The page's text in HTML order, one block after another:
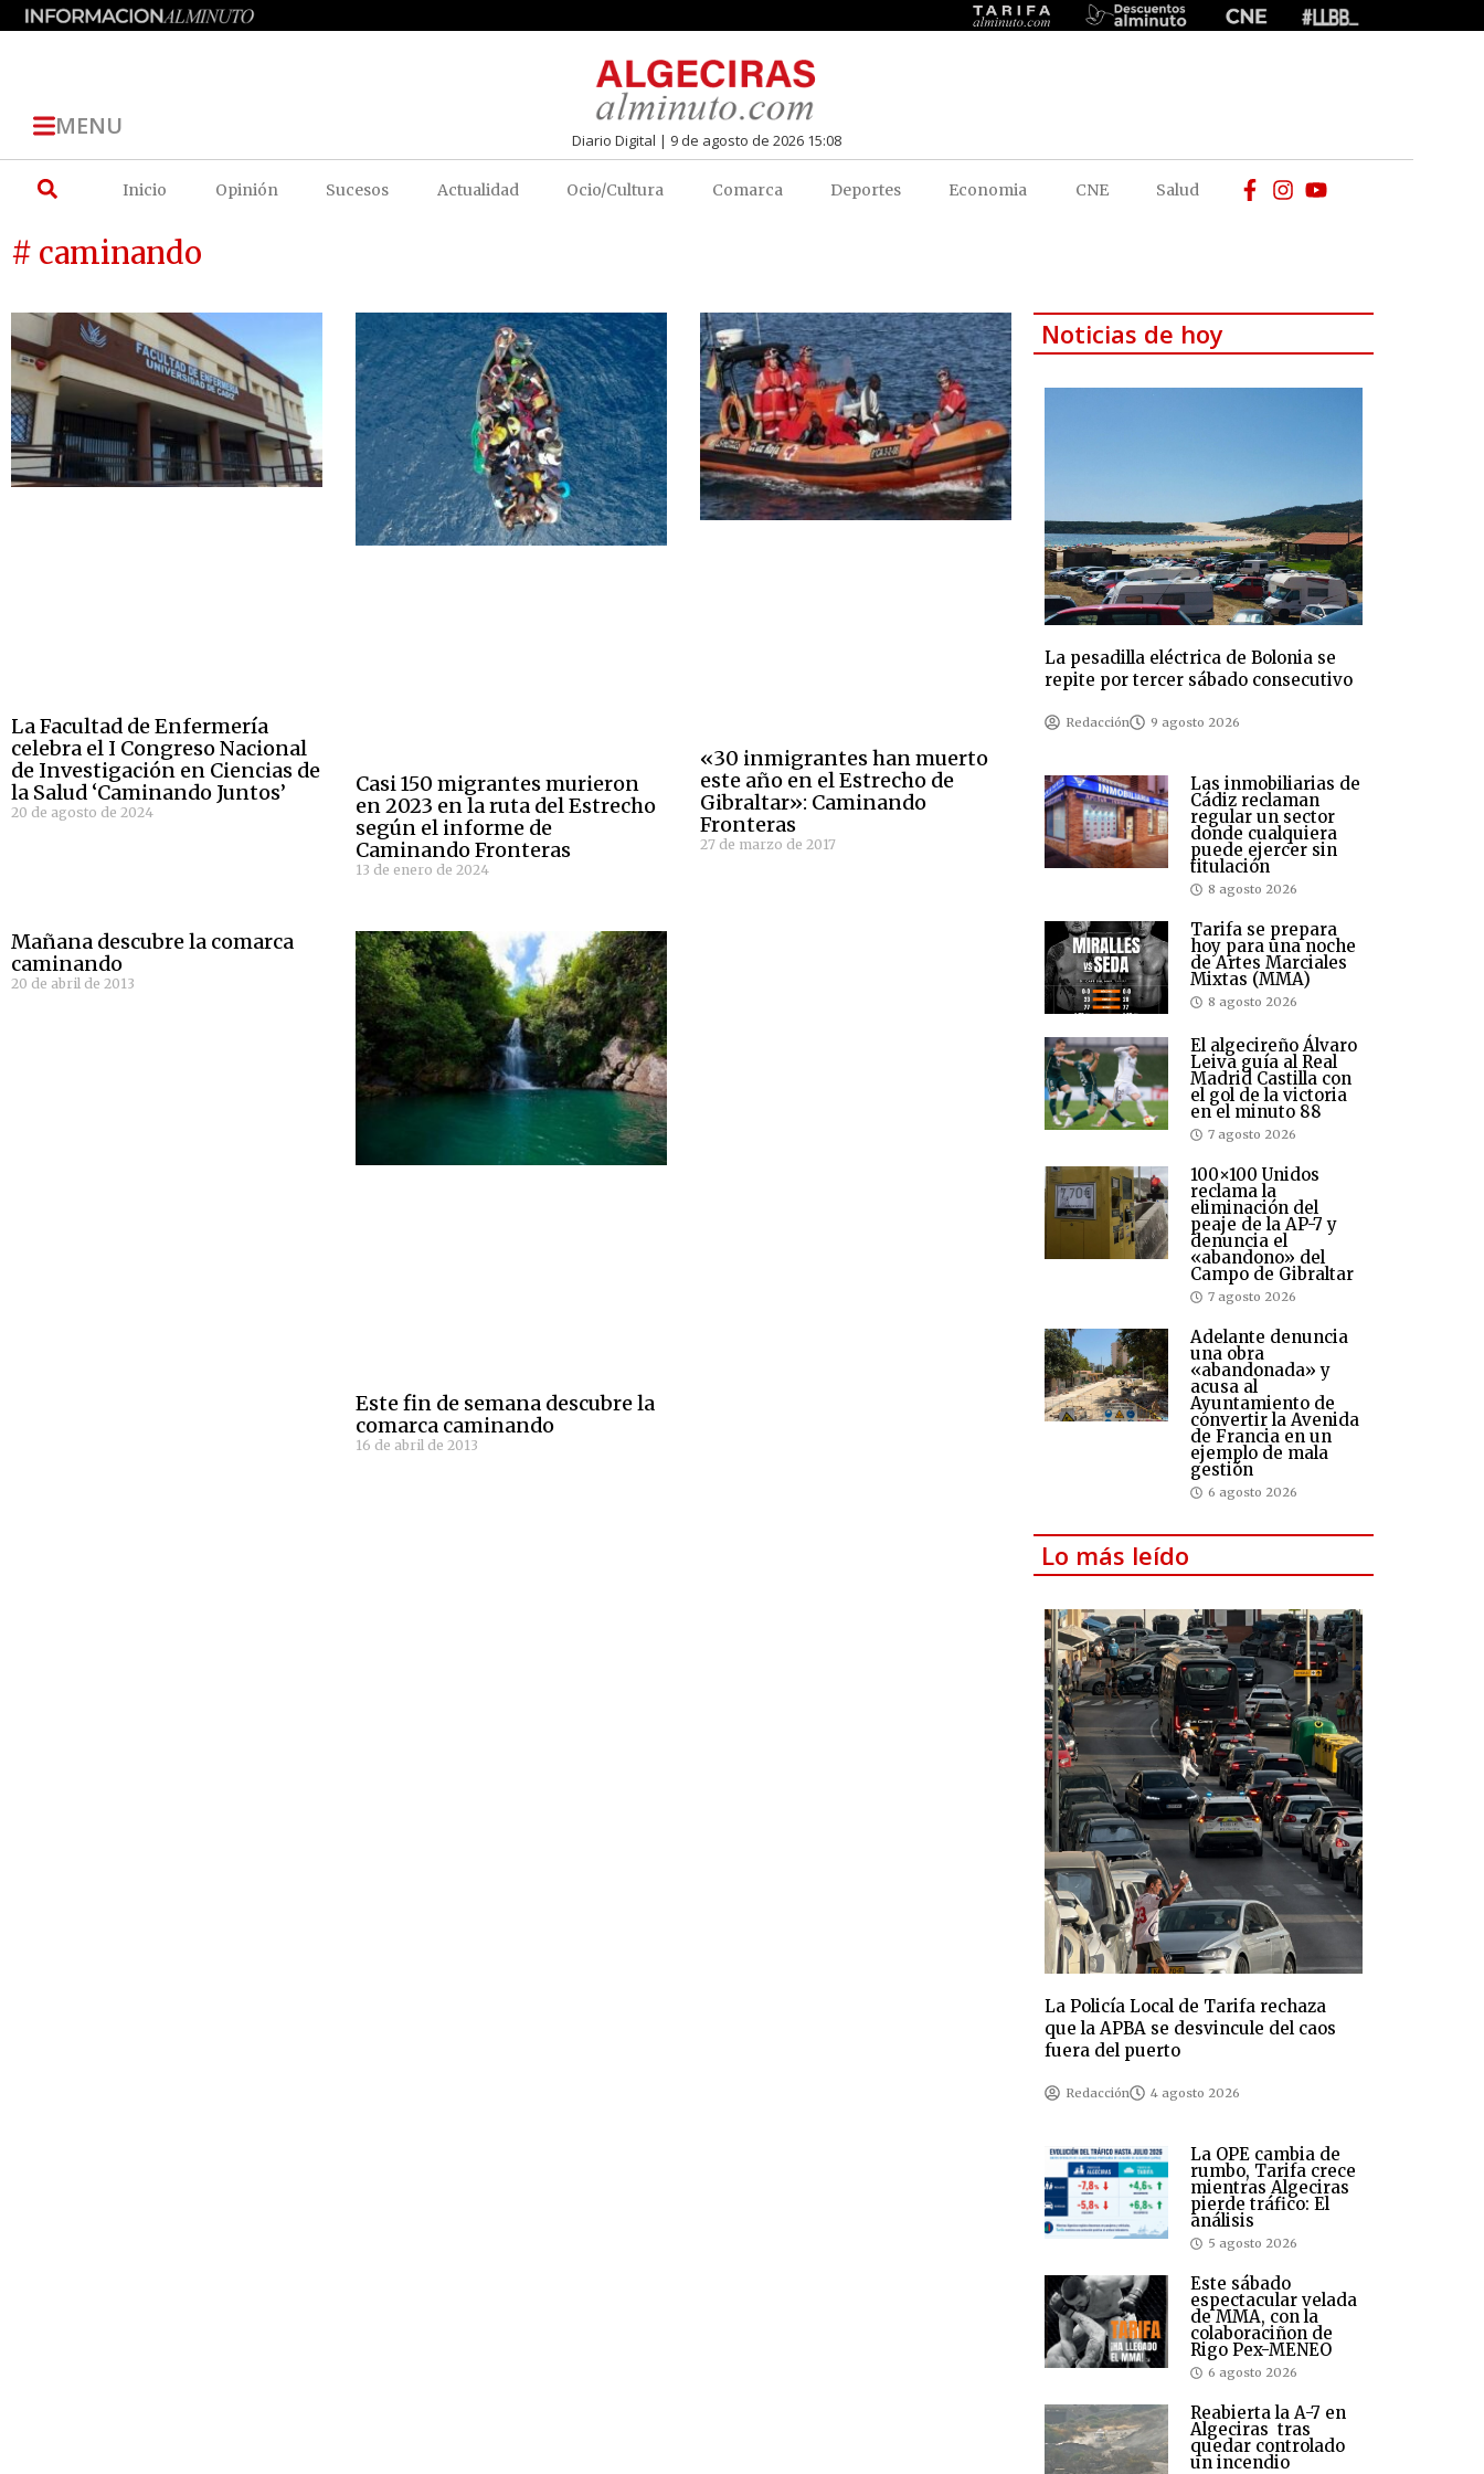
MENU Diario Digital | 9 de agosto de 2026 15:08
Inicio Opinión Sucesos Actualidad Ocio/Cultura Comarca Deportes Economia CNE Salud
# caminando
La Facultad de Enfermería
celebra el I Congreso Nacional
de Investigación en Ciencias de
la Salud ‘Caminando Juntos’
20 de agosto de 2024
Casi 150 migrantes murieron
en 2023 en la ruta del Estrecho
según el informe de
Caminando Fronteras
13 de enero de 2024
«30 inmigrantes han muerto
este año en el Estrecho de
Gibraltar»: Caminando
Fronteras
27 de marzo de 2017
Mañana descubre la comarca
caminando
20 de abril de 2013
Este fin de semana descubre la
comarca caminando
16 de abril de 2013
Noticias de hoy
La pesadilla eléctrica de Bolonia se
repite por tercer sábado consecutivo
Redacción 9 agosto 2026
Las inmobiliarias de
Cádiz reclaman
regular un sector
donde cualquiera
puede ejercer sin
titulación
8 agosto 2026
Tarifa se prepara
hoy para una noche
de Artes Marciales
Mixtas (MMA)
8 agosto 2026
El algecireño Álvaro
Leiva guía al Real
Madrid Castilla con
el gol de la victoria
en el minuto 88
7 agosto 2026
100×100 Unidos
reclama la
eliminación del
peaje de la AP-7 y
denuncia el
«abandono» del
Campo de Gibraltar
7 agosto 2026
Adelante denuncia
una obra
«abandonada» y
acusa al
Ayuntamiento de
convertir la Avenida
de Francia en un
ejemplo de mala
gestión
6 agosto 2026
Lo más leído
La Policía Local de Tarifa rechaza
que la APBA se desvincule del caos
fuera del puerto
Redacción 4 agosto 2026
La OPE cambia de
rumbo, Tarifa crece
mientras Algeciras
pierde tráfico: El
análisis
5 agosto 2026
Este sábado
espectacular velada
de MMA, con la
colaboraciñon de
Rigo Pex-MENEO
6 agosto 2026
Reabierta la A-7 en
Algeciras tras
quedar controlado
un incendio